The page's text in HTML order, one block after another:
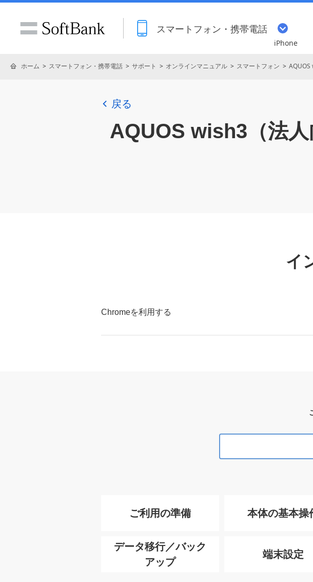
スマートフォン・携帯電話
iPhone
ホーム スマートフォン・携帯電話 サポート オンラインマニュアル スマートフォン
戻る
AQUOS wish3（法人
イ
Chromeを利用する
ご利用の準備 本体の基本操
データ移行／バック
アップ
端末設定